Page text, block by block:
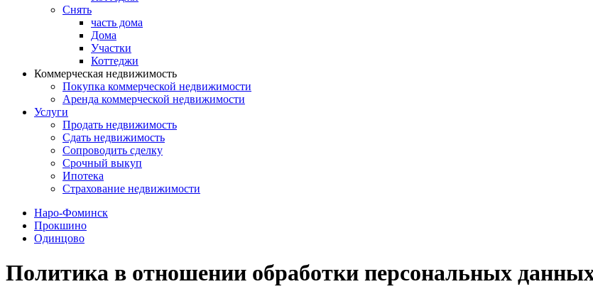
Снять
часть дома
Дома
Участки
Коттеджи
Коммерческая недвижимость
Покупка коммерческой недвижимости
Аренда коммерческой недвижимости
Услуги
Продать недвижимость
Сдать недвижимость
Сопроводить сделку
Срочный выкуп
Ипотека
Страхование недвижимости
Наро-Фоминск
Прокшино
Одинцово
Политика в отношении обработки персональных